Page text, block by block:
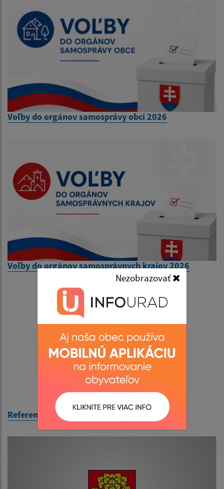
Nezobrazovať
Voľby do orgánov samosprávy obcí 2026
Voľby do orgánov samosprávnych krajov 2026
Referendum 2026